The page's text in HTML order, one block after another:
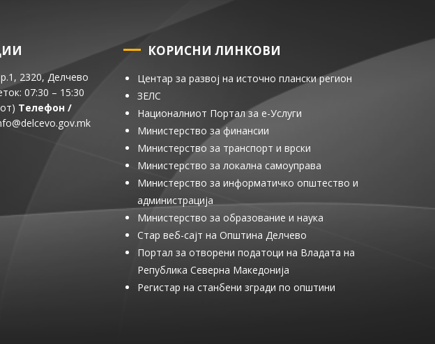
2320, Делчево
07:30 – 15:30
Телефон /
КОРИСНИ ЛИНКОВИ
Центар за развој на источно плански регион
ЗЕЛС
Националниот Портал за е-Услуги
Министерство за финансии
Министерство за транспорт и врски
Министерство за локална самоуправа
Министерство за информатичко општество и
администрација
Министерство за образование и наука
Стар веб-сајт на Општина Делчево
Портал за отворени податоци на Владата на
Република Северна Македонија
Регистар на станбени згради по општини